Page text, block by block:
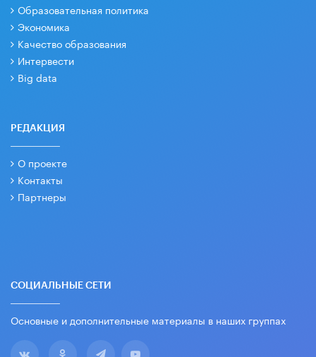
Образовательная политика
Экономика
Качество образования
Интервести
Big data
РЕДАКЦИЯ
О проекте
Контакты
Партнеры
СОЦИАЛЬНЫЕ СЕТИ
Основные и дополнительные материалы в наших группах